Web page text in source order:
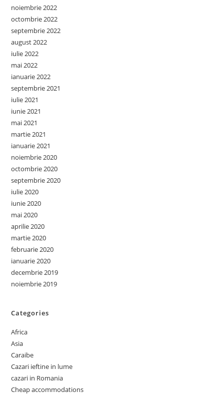
noiembrie 2022
octombrie 2022
septembrie 2022
august 2022
iulie 2022
mai 2022
ianuarie 2022
septembrie 2021
iulie 2021
iunie 2021
mai 2021
martie 2021
ianuarie 2021
noiembrie 2020
octombrie 2020
septembrie 2020
iulie 2020
iunie 2020
mai 2020
aprilie 2020
martie 2020
februarie 2020
ianuarie 2020
decembrie 2019
noiembrie 2019
Categories
Africa
Asia
Caraibe
Cazari ieftine in lume
cazari in Romania
Cheap accommodations